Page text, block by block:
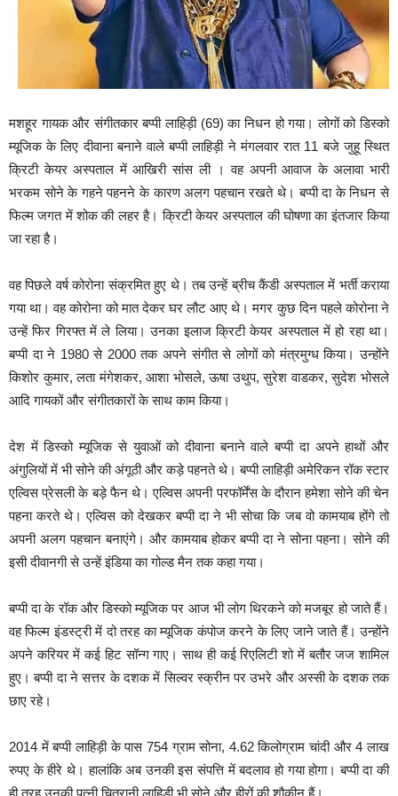
मशहूर गायक और संगीतकार बप्पी लाहिड़ी (69) का निधन हो गया। लोगों को डिस्को
म्यूजिक के लिए दीवाना बनाने वाले बप्पी लाहिड़ी ने मंगलवार रात 11 बजे जुहू स्थित
क्रिटी केयर अस्पताल में आखिरी सांस ली । वह अपनी आवाज के अलावा भारी
भरकम सोने के गहने पहनने के कारण अलग पहचान रखते थे। बप्पी दा के निधन से
फिल्म जगत में शोक की लहर है। क्रिटी केयर अस्पताल की घोषणा का इंतजार किया
जा रहा है।
वह पिछले वर्ष कोरोना संक्रमित हुए थे। तब उन्हें ब्रीच कैंडी अस्पताल में भर्ती कराया
गया था। वह कोरोना को मात देकर घर लौट आए थे। मगर कुछ दिन पहले कोरोना ने
उन्हें फिर गिरफ्त में ले लिया। उनका इलाज क्रिटी केयर अस्पताल में हो रहा था।
बप्पी दा ने 1980 से 2000 तक अपने संगीत से लोगों को मंत्रमुग्ध किया। उन्होंने
किशोर कुमार, लता मंगेशकर, आशा भोसले, ऊषा उथुप, सुरेश वाडकर, सुदेश भोसले
आदि गायकों और संगीतकारों के साथ काम किया।
देश में डिस्को म्यूजिक से युवाओं को दीवाना बनाने वाले बप्पी दा अपने हाथों और
अंगुलियों में भी सोने की अंगूठी और कड़े पहनते थे। बप्पी लाहिड़ी अमेरिकन रॉक स्टार
एल्विस प्रेसली के बड़े फैन थे। एल्विस अपनी परफॉर्मेंस के दौरान हमेशा सोने की चेन
पहना करते थे। एल्विस को देखकर बप्पी दा ने भी सोचा कि जब वो कामयाब होंगे तो
अपनी अलग पहचान बनाएंगे। और कामयाब होकर बप्पी दा ने सोना पहना। सोने की
इसी दीवानगी से उन्हें इंडिया का गोल्ड मैन तक कहा गया।
बप्पी दा के रॉक और डिस्को म्यूजिक पर आज भी लोग थिरकने को मजबूर हो जाते हैं।
वह फिल्म इंडस्ट्री में दो तरह का म्यूजिक कंपोज करने के लिए जाने जाते हैं। उन्होंने
अपने करियर में कई हिट सॉन्ग गाए। साथ ही कई रिएलिटी शो में बतौर जज शामिल
हुए। बप्पी दा ने सत्तर के दशक में सिल्वर स्क्रीन पर उभरे और अस्सी के दशक तक
छाए रहे।
2014 में बप्पी लाहिड़ी के पास 754 ग्राम सोना, 4.62 किलोग्राम चांदी और 4 लाख
रुपए के हीरे थे। हालांकि अब उनकी इस संपत्ति में बदलाव हो गया होगा। बप्पी दा की